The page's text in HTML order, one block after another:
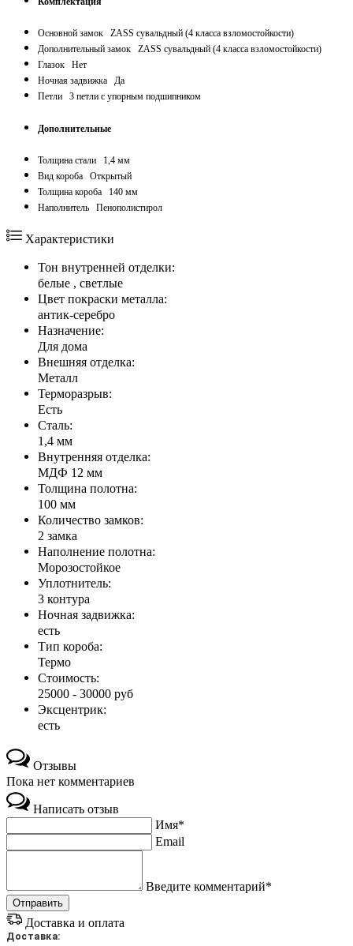
Основной замок ZASS сувальдный (4 класса взломостойкости)
Дополнительный замок ZASS сувальдный (4 класса взломостойкости)
Глазок Нет
Ночная задвижка Да
Петли 3 петли с упорным подшипником
Дополнительные
Толщина стали 1,4 мм
Вид короба Открытый
Толщина короба 140 мм
Наполнитель Пенополистирол
Характеристики
Тон внутренней отделки:
белые , светлые
Цвет покраски металла:
антик-серебро
Назначение:
Для дома
Внешняя отделка:
Металл
Терморазрыв:
Есть
Сталь:
1,4 мм
Внутренняя отделка:
МДФ 12 мм
Толщина полотна:
100 мм
Количество замков:
2 замка
Наполнение полотна:
Морозостойкое
Уплотнитель:
3 контура
Ночная задвижка:
есть
Тип короба:
Термо
Стоимость:
25000 - 30000 руб
Эксцентрик:
есть
Отзывы
Пока нет комментариев
Написать отзыв
Имя*
Email
Введите комментарий*
Доставка и оплата
Доставка: